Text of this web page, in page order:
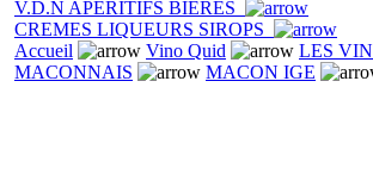
V.D.N APERITIFS BIERES
CREMES LIQUEURS SIROPS
Accueil
Vino Quid
LES
MACONNAIS
MACON IGE